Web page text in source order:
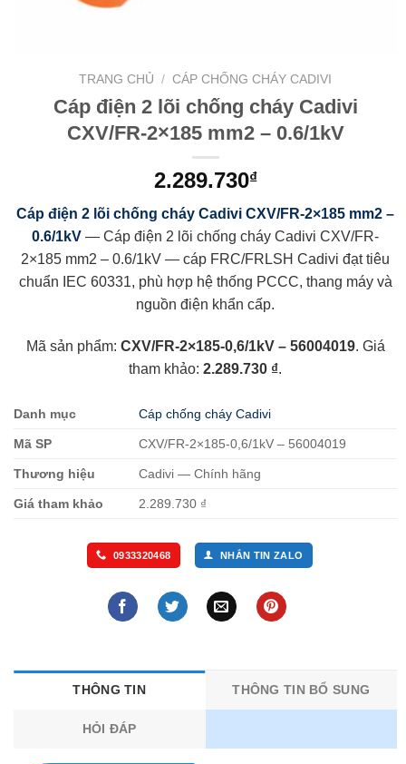
TRANG CHỦ / CÁP CHỐNG CHÁY CADIVI
Cáp điện 2 lõi chống cháy Cadivi
CXV/FR-2×185 mm2 – 0.6/1kV
2.289.730₫
Cáp điện 2 lõi chống cháy Cadivi CXV/FR-2×185 mm2 –
0.6/1kV — Cáp điện 2 lõi chống cháy Cadivi CXV/FR-
2×185 mm2 – 0.6/1kV — cáp FRC/FRLSH Cadivi đạt tiêu
chuẩn IEC 60331, phù hợp hệ thống PCCC, thang máy và
nguồn điện khẩn cấp.
Mã sản phẩm: CXV/FR-2×185-0,6/1kV – 56004019. Giá
tham khảo: 2.289.730 ₫.
Danh mục Cáp chống cháy Cadivi
Mã SP CXV/FR-2×185-0,6/1kV – 56004019
Thương hiệu Cadivi — Chính hãng
Giá tham khảo 2.289.730 ₫
0933320468 NHẮN TIN ZALO
THÔNG TIN THÔNG TIN BỔ SUNG
HỎI ĐÁP